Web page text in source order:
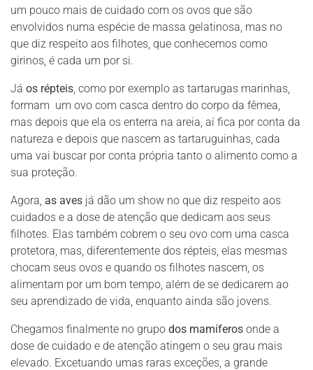
um pouco mais de cuidado com os ovos que são
envolvidos numa espécie de massa gelatinosa, mas no
que diz respeito aos filhotes, que conhecemos como
girinos, é cada um por si.
Já os répteis, como por exemplo as tartarugas marinhas,
formam um ovo com casca dentro do corpo da fêmea,
mas depois que ela os enterra na areia, aí fica por conta da
natureza e depois que nascem as tartaruguinhas, cada
uma vai buscar por conta própria tanto o alimento como a
sua proteção.
Agora, as aves já dão um show no que diz respeito aos
cuidados e a dose de atenção que dedicam aos seus
filhotes. Elas também cobrem o seu ovo com uma casca
protetora, mas, diferentemente dos répteis, elas mesmas
chocam seus ovos e quando os filhotes nascem, os
alimentam por um bom tempo, além de se dedicarem ao
seu aprendizado de vida, enquanto ainda são jovens.
Chegamos finalmente no grupo dos mamíferos onde a
dose de cuidado e de atenção atingem o seu grau mais
elevado. Excetuando umas raras exceções, a grande